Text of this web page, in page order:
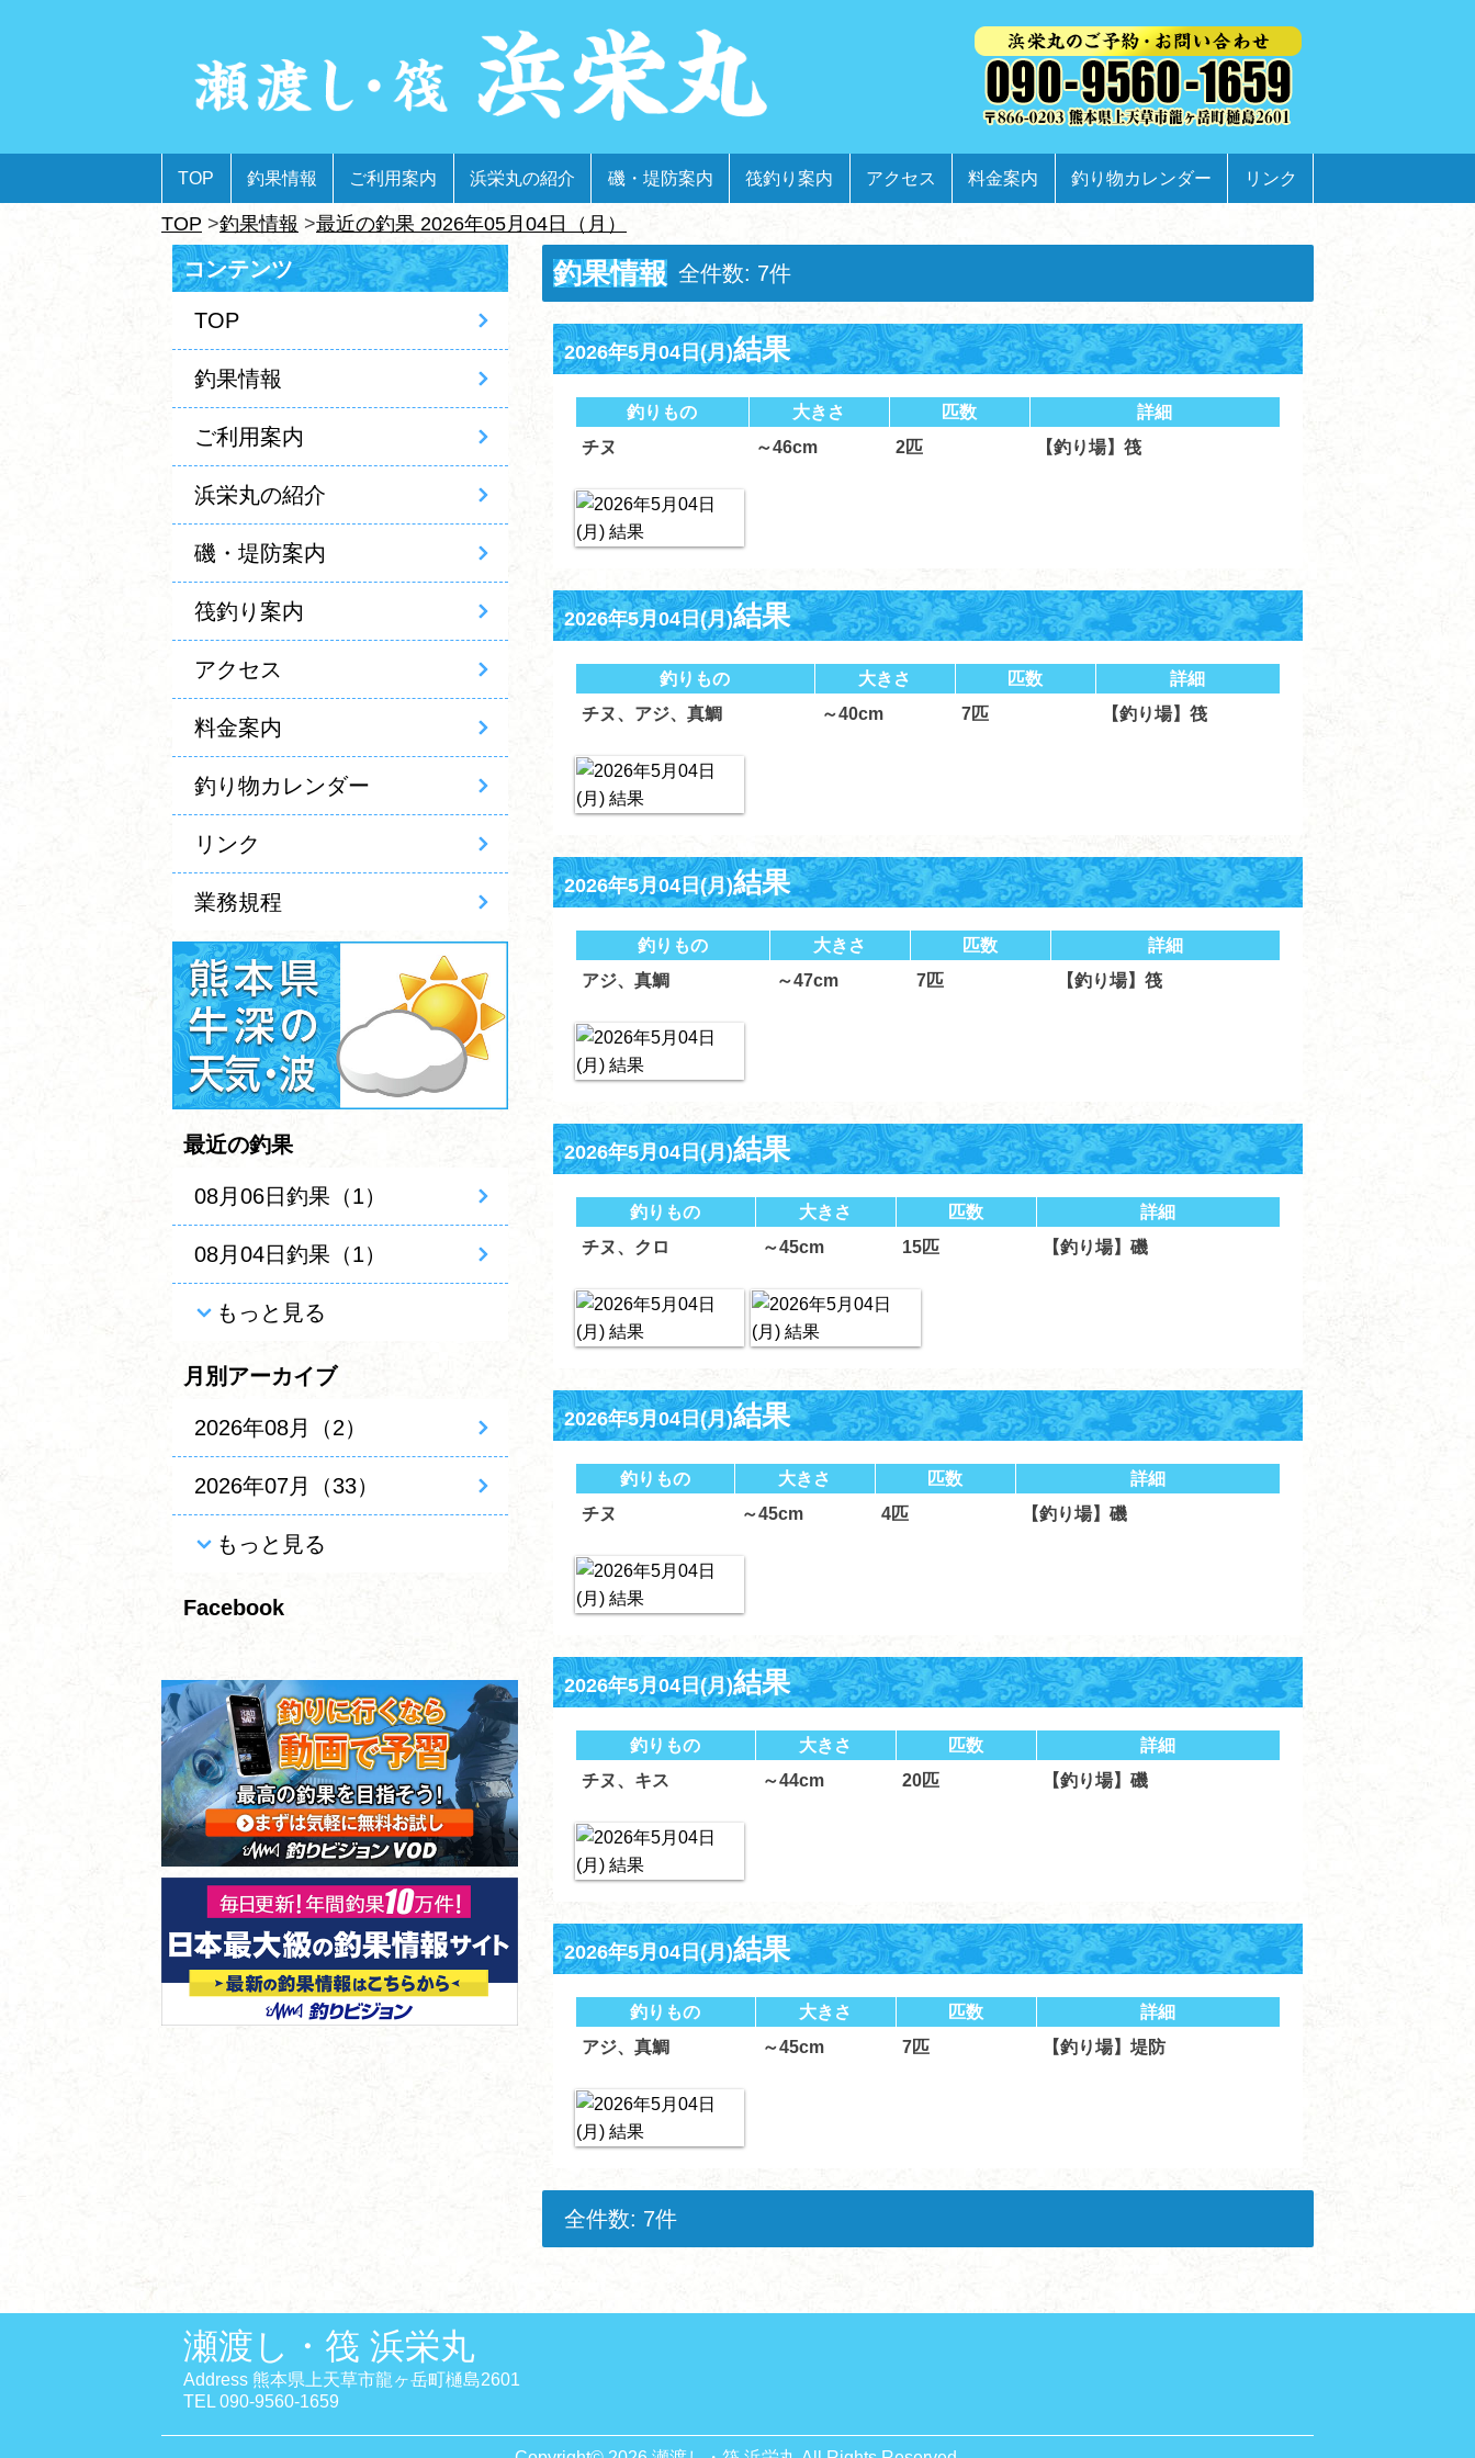
TOP 釣果情報 ご利用案内 浜栄丸の紹介 磯・堤防案内 筏釣り案内 アクセス 料金案内 釣り物カレンダー リンク
TOP 釣果情報 最近の釣果 2026年05月04日（月）
釣果情報 全件数: 7件
2026年5月04日(月)結果
釣りもの 大きさ 匹数
詳細
チヌ
～46cm 2匹 【釣り場】筏
2026年5月04日(月)結果
釣りもの 大きさ 匹数
詳細
チヌ、アジ、真鯛
～40cm 7匹 【釣り場】筏
2026年5月04日(月)結果
釣りもの 大きさ 匹数
詳細
アジ、真鯛
～47cm 7匹 【釣り場】筏
2026年5月04日(月)結果
釣りもの 大きさ 匹数
詳細
チヌ、クロ
～45cm 15匹 【釣り場】磯
2026年5月04日(月)結果
釣りもの 大きさ 匹数
詳細
チヌ
～45cm 4匹 【釣り場】磯
2026年5月04日(月)結果
釣りもの 大きさ 匹数
詳細
チヌ、キス
～44cm 20匹 【釣り場】磯
2026年5月04日(月)結果
釣りもの 大きさ 匹数
詳細
アジ、真鯛
～45cm 7匹 【釣り場】堤防
全件数: 7件
コンテンツ
TOP
釣果情報
ご利用案内
浜栄丸の紹介
磯・堤防案内
筏釣り案内
アクセス
料金案内
釣り物カレンダー
リンク
業務規程
最近の釣果
08月06日釣果（1）
08月04日釣果（1）
もっと見る
月別アーカイブ
2026年08月（2）
2026年07月（33）
もっと見る
Facebook
瀬渡し・筏 浜栄丸
Address 熊本県上天草市龍ヶ岳町樋島2601
TEL 090-9560-1659